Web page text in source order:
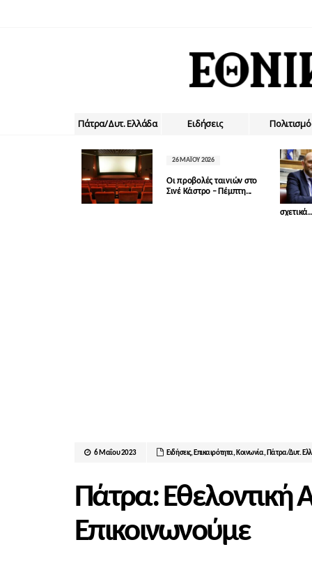
Πάτρα/Δυτ. Ελλάδα Ειδήσεις
26 ΜΑΪ́ΟΥ 2026
Οι προβολές ταινιών στο
Σινέ Κάστρο – Πέμπτη...
6 Μαΐου 2023 Ειδήσεις,Επικαιρότητα,Κοινωνία,Πάτρα/Δυτ.
Πάτρα: Εθελοντική
Επικοινωνούμε